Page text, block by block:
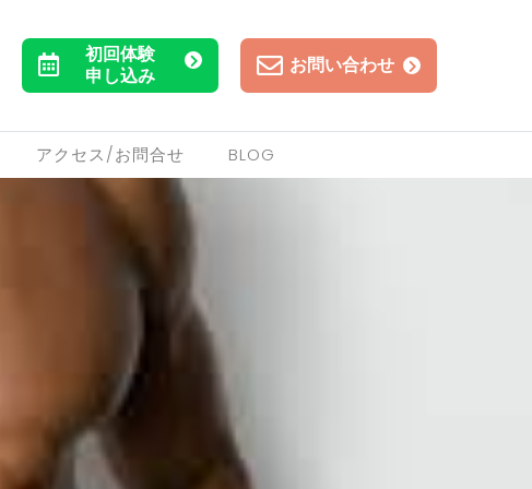
初回体験
申し込み
お問い合わせ
アクセス/お問合せ BLOG